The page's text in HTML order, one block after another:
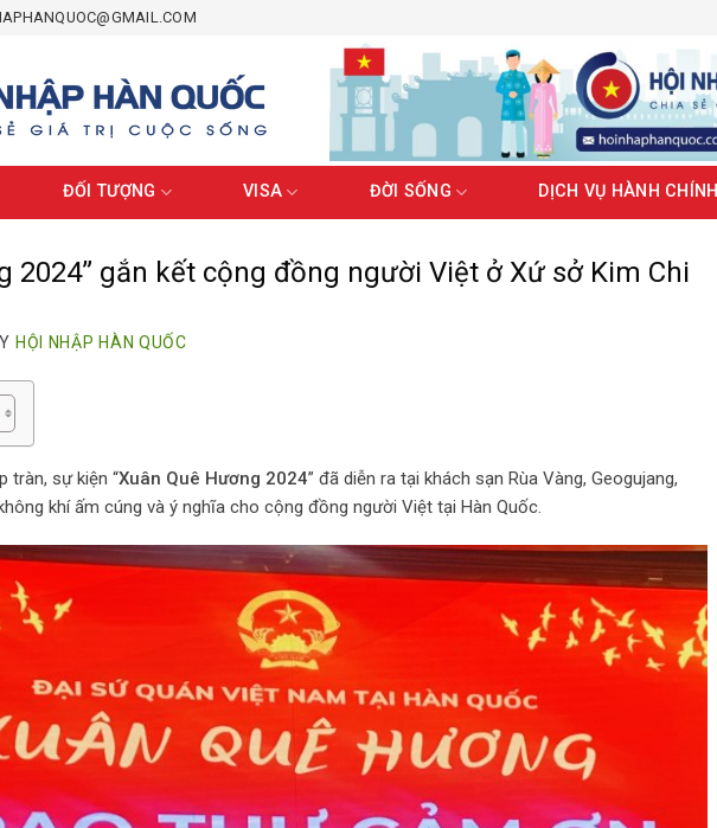
ĐỐI TƯỢNG VISA ĐỜI SỐNG DỊCH VỤ HÀNH CHÍNH
2024” gắn kết cộng đồng người Việt ở Xứ sở Kim Chi
HỘI NHẬP HÀN QUỐC
tràn, sự kiện “Xuân Quê Hương 2024” đã diễn ra tại khách sạn Rùa Vàng, Geogujang,
khí ấm cúng và ý nghĩa cho cộng đồng người Việt tại Hàn Quốc.